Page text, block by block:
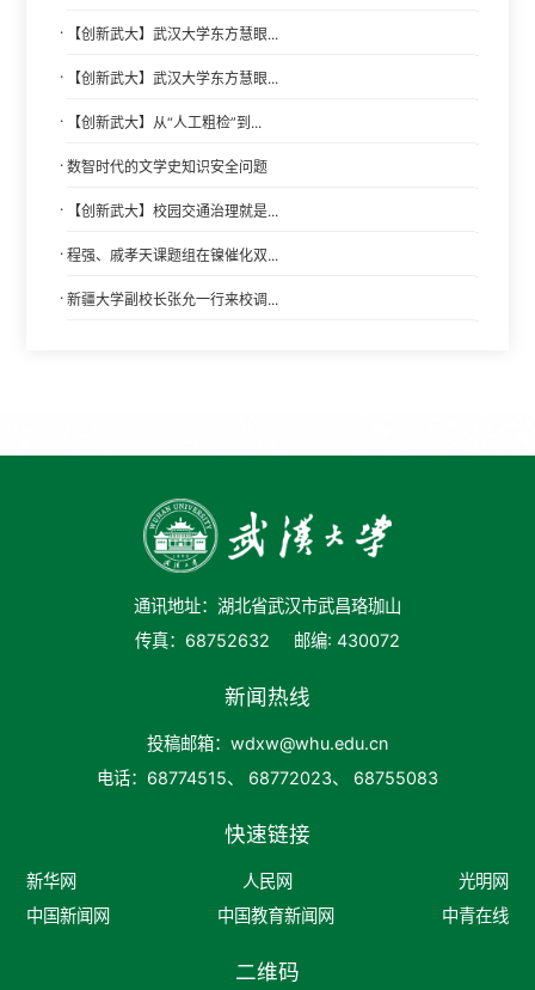
· 【创新武大】武汉大学东方慧眼...
· 【创新武大】武汉大学东方慧眼...
· 【创新武大】从“人工粗检”到...
· 数智时代的文学史知识安全问题
· 【创新武大】校园交通治理就是...
· 程强、戚孝天课题组在镍催化双...
· 新疆大学副校长张允一行来校调...
通讯地址：湖北省武汉市武昌珞珈山
传真：68752632
邮编: 430072
新闻热线
投稿邮箱：wdxw@whu.edu.cn
电话：68774515、 68772023、 68755083
快速链接
新华网 人民网
光明网
中国新闻网
中国教育新闻网 中青在线
二维码